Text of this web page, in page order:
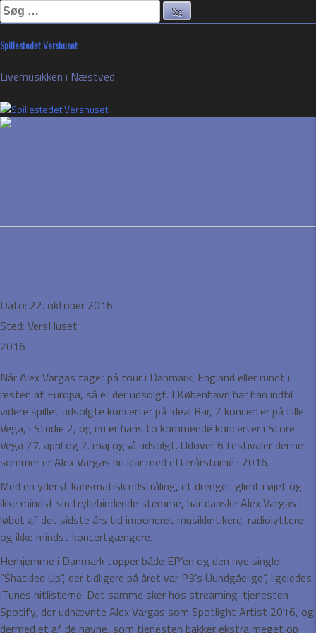
Søg
efter:
to
Spillestedet Vershuset
Livemusikken i Næstved
Dato: 22. oktober 2016
Sted: VersHuset
2016
Når Alex Vargas tager på tour i Danmark, England eller rundt i
resten af Europa, så er der udsolgt. I København har han indtil
videre spillet udsolgte koncerter på Ideal Bar, 2 koncerter på Lille
Vega, i Studie 2, og nu er hans to kommende koncerter i Store
Vega 27. april og 2. maj også udsolgt. Udover 6 festivaler denne
sommer er Alex Vargas nu klar med efterårsturné i 2016.
Med en yderst karismatisk udstråling, et drenget glimt i øjet og
ikke mindst sin tryllebindende stemme, har danske Alex Vargas i
løbet af det sidste års tid imponeret musikkritikere, radiolyttere
og ikke mindst koncertgængere.
Herhjemme i Danmark topper både EP’en og den nye single
”Shackled Up”, der tidligere på året var P3’s Uundgåelige”, ligeledes
iTunes hitlisterne. Det samme sker hos streaming-tjenesten
Spotify, der udnævnte Alex Vargas som Spotlight Artist 2016, og
dermed et af de navne, som tjenesten bakker ekstra meget op